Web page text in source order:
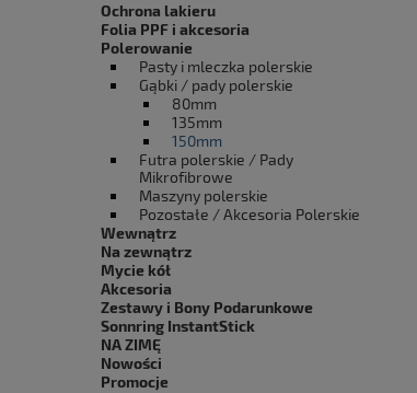
Ochrona lakieru
Folia PPF i akcesoria
Polerowanie
Pasty i mleczka polerskie
Gąbki / pady polerskie
80mm
135mm
150mm
Futra polerskie / Pady
Mikrofibrowe
Maszyny polerskie
Pozostałe / Akcesoria Polerskie
Wewnątrz
Na zewnątrz
Mycie kół
Akcesoria
Zestawy i Bony Podarunkowe
Sonnring InstantStick
NA ZIMĘ
Nowości
Promocje